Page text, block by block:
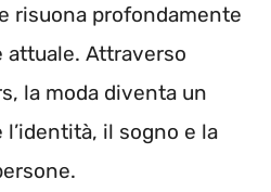
risuona profondamente
Attraverso
la moda diventa un
il sogno e la